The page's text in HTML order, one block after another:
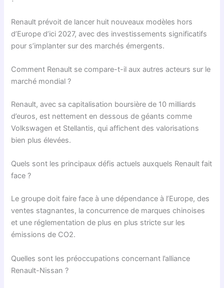
Renault prévoit de lancer huit nouveaux modèles hors
d’Europe d’ici 2027, avec des investissements significatifs
pour s’implanter sur des marchés émergents.
Comment Renault se compare-t-il aux autres acteurs sur le
marché mondial ?
Renault, avec sa capitalisation boursière de 10 milliards
d’euros, est nettement en dessous de géants comme
Volkswagen et Stellantis, qui affichent des valorisations
bien plus élevées.
Quels sont les principaux défis actuels auxquels Renault fait
face ?
Le groupe doit faire face à une dépendance à l’Europe, des
ventes stagnantes, la concurrence de marques chinoises
et une réglementation de plus en plus stricte sur les
émissions de CO2.
Quelles sont les préoccupations concernant l’alliance
Renault-Nissan ?